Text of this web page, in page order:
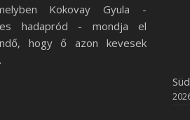
Kokovay Gyula -
hadapród - mondja el
hogy ő azon kevesek